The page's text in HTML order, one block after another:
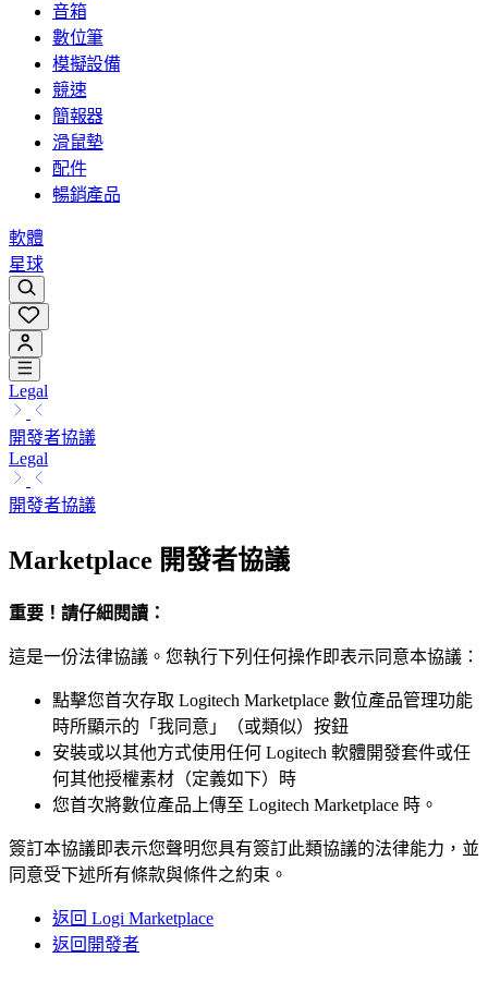
音箱
數位筆
模擬設備
競速
簡報器
滑鼠墊
配件
暢銷產品
軟體
星球
Legal
開發者協議
Legal
開發者協議
Marketplace 開發者協議
重要！請仔細閱讀：
這是一份法律協議。您執行下列任何操作即表示同意本協議：
點擊您首次存取 Logitech Marketplace 數位產品管理功能
時所顯示的「我同意」（或類似）按鈕
安裝或以其他方式使用任何 Logitech 軟體開發套件或任
何其他授權素材（定義如下）時
您首次將數位產品上傳至 Logitech Marketplace 時。
簽訂本協議即表示您聲明您具有簽訂此類協議的法律能力，並
同意受下述所有條款與條件之約束。
返回 Logi Marketplace
返回開發者